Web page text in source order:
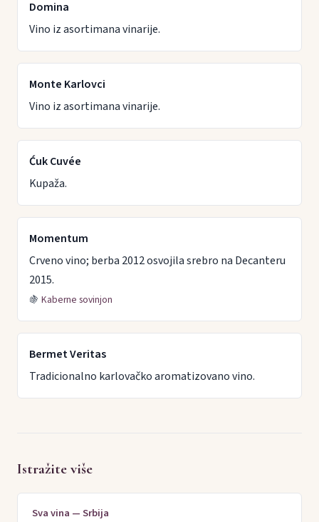
Domina
Vino iz asortimana vinarije.
Monte Karlovci
Vino iz asortimana vinarije.
Ćuk Cuvée
Kupaža.
Momentum
Crveno vino; berba 2012 osvojila srebro na Decanteru
2015.
🍇 Kaberne sovinjon
Bermet Veritas
Tradicionalno karlovačko aromatizovano vino.
Istražite više
Sva vina — Srbija